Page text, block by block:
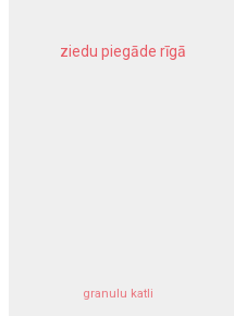
ziedu piegāde rīgā
granulu katli